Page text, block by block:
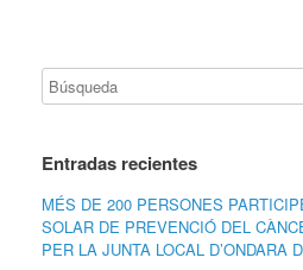
Entradas recientes
MÉS DE 200 PERSONES
SOLAR DE PREVENCIÓ DEL
PER LA JUNTA LOCAL D’ONDARA